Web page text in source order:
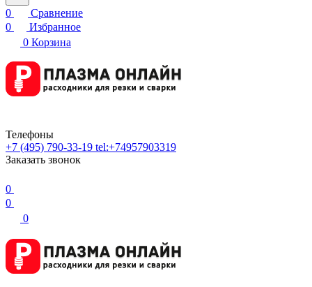
0
Сравнение
0
Избранное
0 Корзина
Телефоны
+7 (495) 790-33-19 tel:+74957903319
Заказать звонок
0
0
0